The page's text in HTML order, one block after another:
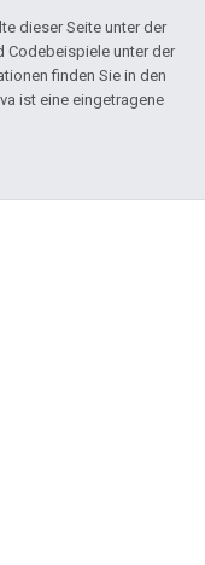
dieser Seite unter der
Codebeispiele unter der
finden Sie in den
ist eine eingetragene